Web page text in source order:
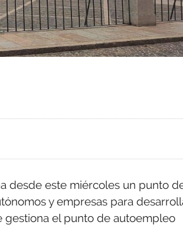
desde este miércoles un punto
y empresas para
gestiona el punto de autoempleo